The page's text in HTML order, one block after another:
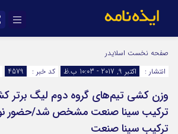
اینستاگرام
سروش
ایتا
آپارات
رمز عبور
صفحه نخست اسلایدر
انتشار :
اکتبر 9, 2017 - 10:03 ب.ظ کد خبر : 4579
وزن کشی تیم‌های گروه دوم لیگ برتر
ترکیب سینا صنعت مشخص شد/حضور
ترکیب سینا صنعت